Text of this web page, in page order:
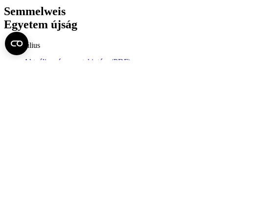
Semmelweis
Egyetem újság
július
Aktuális szám megtekintése (PDF)